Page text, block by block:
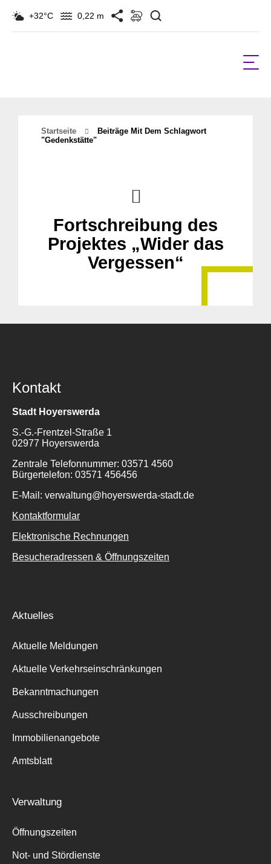
+32°C 0,22 m
Startseite
Beiträge Mit Dem Schlagwort
"gedenkstätte"
Fortschreibung des
Projektes „Wider das
Vergessen“
Kontakt
Stadt Hoyerswerda
S.-G.-Frentzel-Straße 1
02977 Hoyerswerda
Zentrale Telefonnummer: 03571 4560
Bürgertelefon: 03571 456456
E-Mail: verwaltung@hoyerswerda-stadt.de
Kontaktformular
Elektronische Rechnungen
Besucheradressen & Öffnungszeiten
Aktuelles
Aktuelle Meldungen
Aktuelle Verkehrseinschränkungen
Bekanntmachungen
Ausschreibungen
Immobilienangebote
Amtsblatt
Verwaltung
Öffnungszeiten
Not- und Stördienste